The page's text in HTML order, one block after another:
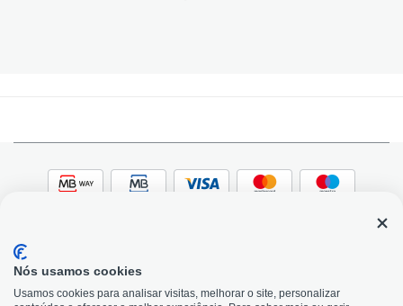
© 2026, Bildit. Todos os direitos reservados | Powered
by Toogas, with
Magento
Nós usamos cookies
Usamos cookies para analisar visitas, melhorar o site, personalizar